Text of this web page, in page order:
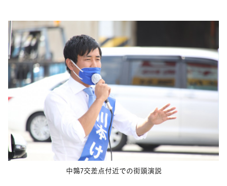
中鶉7交差点付近での街頭演説